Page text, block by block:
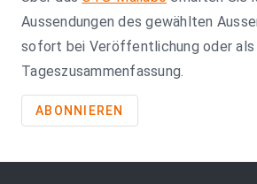
Aussendungen des gewählten
sofort bei Veröffentlichung oder als
Tageszusammenfassung.
ABONNIEREN